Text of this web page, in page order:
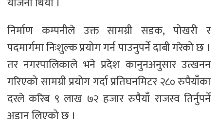
निर्माण कम्पनीले उक्त सामग्री सडक, पोखरी र
पदमार्गमा निःशुल्क प्रयोग गर्न पाउनुपर्ने दाबी गरेको छ ।
तर नगरपालिकाले भने प्रदेश कानुनअनुसार उत्खनन
गरिएको सामग्री प्रयोग गर्दा प्रतिघनमिटर २८० रुपैयाँका
दरले करिब ९ लाख ७२ हजार रुपैयाँ राजस्व तिर्नुपर्ने
अडान लिएको छ ।